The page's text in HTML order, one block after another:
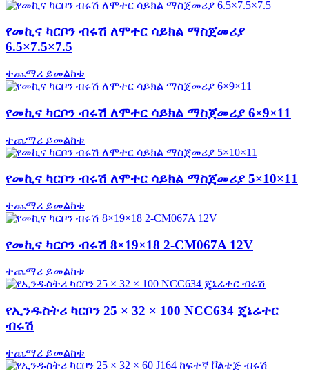
የመኪና ካርቦን ብሩሽ ለሞተር ሳይክል ማስጀመሪያ
6.5×7.5×7.5
ተጨማሪ ይመልከቱ
የመኪና ካርቦን ብሩሽ ለሞተር ሳይክል ማስጀመሪያ 6×9×11
ተጨማሪ ይመልከቱ
የመኪና ካርቦን ብሩሽ ለሞተር ሳይክል ማስጀመሪያ 5×10×11
ተጨማሪ ይመልከቱ
የመኪና ካርቦን ብሩሽ 8×19×18 2-CM067A 12V
ተጨማሪ ይመልከቱ
የኢንዱስትሪ ካርቦን 25 × 32 × 100 NCC634 ጄኔሬተር
ብሩሽ
ተጨማሪ ይመልከቱ